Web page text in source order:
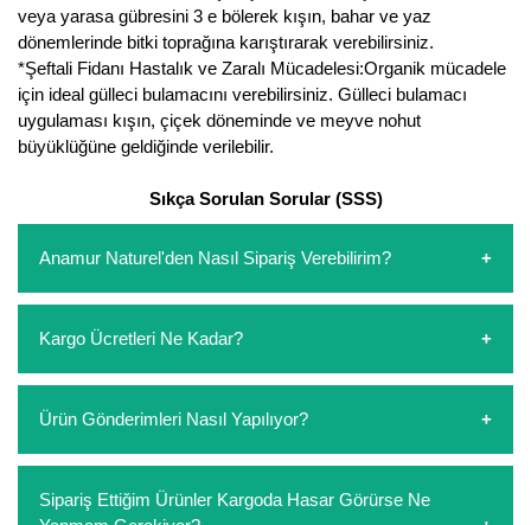
veya yarasa gübresini 3 e bölerek kışın, bahar ve yaz
dönemlerinde bitki toprağına karıştırarak verebilirsiniz.
*Şeftali Fidanı Hastalık ve Zaralı Mücadelesi:Organik mücadele
için ideal gülleci bulamacını verebilirsiniz. Gülleci bulamacı
uygulaması kışın, çiçek döneminde ve meyve nohut
büyüklüğüne geldiğinde verilebilir.
Sıkça Sorulan Sorular (SSS)
Anamur Naturel'den Nasıl Sipariş Verebilirim?
oluşturarak,iletişim numaralarımızdan bizi arayarak veya
whatsapp hattımızdan bizlere isteklerinizi yazarak sipariş
ödemelerini sipariş verdikten sonra havale/eft veya sipariş
Kargo Ücretleri Ne Kadar?
etmeyin diye 1500 lira ve üzerindeki siparişlerinizde
kargoyu biz karşılıyoruz. 1500 Lira altında kalan
kargo ücreti ödeme aşamasında sepetinize eklenecektir.
Ürün Gönderimleri Nasıl Yapılıyor?
paketlenip gönderim yapılmaktadır.
Sipariş Ettiğim Ürünler Kargoda Hasar Görürse Ne